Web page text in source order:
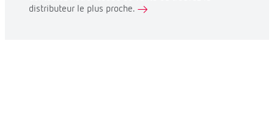
distributeur le plus proche.